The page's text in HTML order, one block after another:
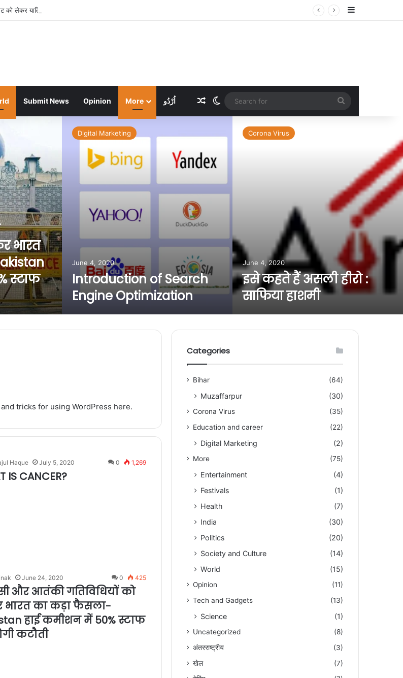
लेकर यात्रियों का हंगामा, दो रात जागने के बाद भी नहीं मिली कंफर्म सीट
Submit News Opinion More اُرْدُو Random Article
Switch skin
for
भारत
स्टाफ
Digital Marketing
June 4, 2020
Introduction of Search
Engine Optimization
Corona Virus
June 4, 2020
इसे कहते हैं असली हीरो :
साफिया हाशमी
tricks for using WordPress here.
Haque July 5, 2020 0 1,269
IS CANCER?
June 24, 2020 0 425
और आतंकी गतिविधियों को
का कड़ा फैसला-
हाई कमीशन में 50% स्टाफ
कटौती
Categories
Bihar (64)
Muzaffarpur (30)
Corona Virus
(35)
Education and career
(22)
Digital Marketing (2)
More (75)
Entertainment
(4)
Festivals
(1)
Health
(7)
India
(30)
Politics
(20)
Society and Culture
(14)
World
(15)
Opinion
(11)
Tech and Gadgets
(13)
Science (1)
Uncategorized
(8)
अंतरराष्ट्रीय
(3)
खेल
(7)